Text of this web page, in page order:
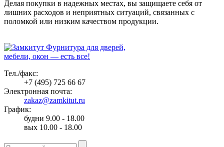
Делая покупки в надежных местах, вы защищаете себя от
лишних расходов и неприятных ситуаций, связанных с
поломкой или низким качеством продукции.
Фурнитура для дверей,
мебели, окон — есть все!
Тел./факс:
+7 (495) 725 66 67
Электронная почта:
zakaz@zamkitut.ru
График:
будни 9.00 - 18.00
вых 10.00 - 18.00